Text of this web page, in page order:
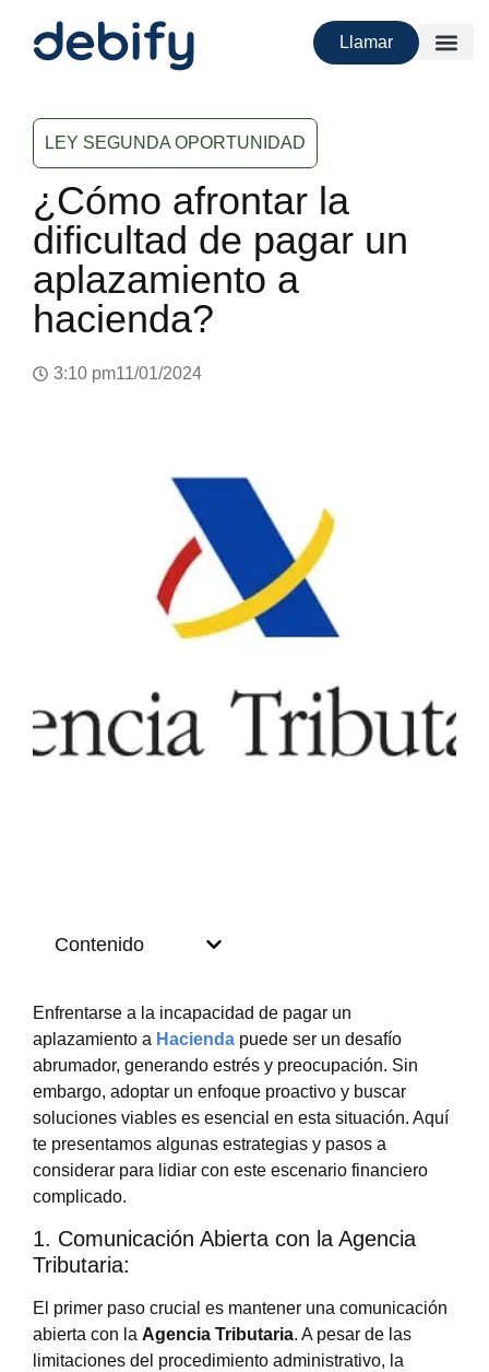
Llamar
LEY SEGUNDA OPORTUNIDAD
¿Cómo afrontar la
dificultad de pagar un
aplazamiento a
hacienda?
3:10 pm11/01/2024
Contenido
Enfrentarse a la incapacidad de pagar un
aplazamiento a Hacienda puede ser un desafío
abrumador, generando estrés y preocupación. Sin
embargo, adoptar un enfoque proactivo y buscar
soluciones viables es esencial en esta situación. Aquí
te presentamos algunas estrategias y pasos a
considerar para lidiar con este escenario financiero
complicado.
1. Comunicación Abierta con la Agencia
Tributaria:
El primer paso crucial es mantener una comunicación
abierta con la Agencia Tributaria. A pesar de las
limitaciones del procedimiento administrativo, la